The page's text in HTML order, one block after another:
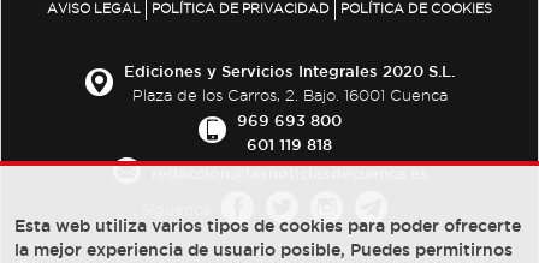
AVISO LEGAL POLÍTICA DE PRIVACIDAD POLÍTICA DE COOKIES
Ediciones y Servicios Integrales 2020 S.L.
Plaza de los Carros, 2. Bajo. 16001 Cuenca
969 693 800
601 119 818
Esta web utiliza varios tipos de cookies para poder ofrecerte
la mejor experiencia de usuario posible, Puedes permitirnos